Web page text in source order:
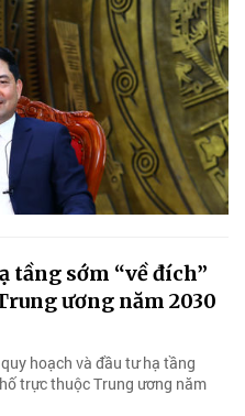
tầng sớm “về đích”
ương năm 2030
hoạch và đầu tư hạ tầng
trực thuộc Trung ương năm